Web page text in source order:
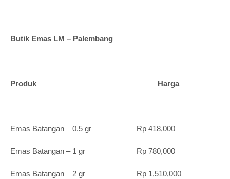
Butik Emas LM – Palembang
Produk Harga
Emas Batangan – 0.5 gr Rp 418,000
Emas Batangan – 1 gr Rp 780,000
Emas Batangan – 2 gr Rp 1,510,000